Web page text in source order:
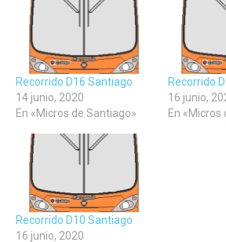
ventana ventana ventana
nueva)
Recorrido D16 Santiago
14 junio, 2020
En «Micros de Santiago»
Recorrido
16 junio,
En «Micros
Recorrido D10 Santiago
16 junio, 2020